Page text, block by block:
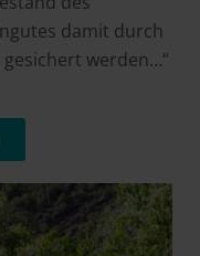
damit durch
werden…“